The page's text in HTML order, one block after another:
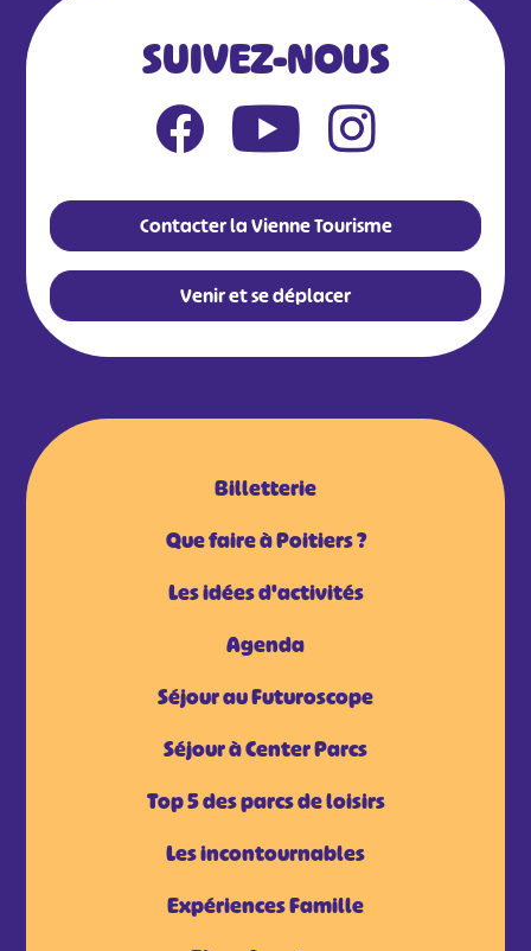
SUIVEZ-NOUS
Contacter la Vienne Tourisme
Venir et se déplacer
Billetterie
Que faire à Poitiers ?
Les idées d'activités
Agenda
Séjour au Futuroscope
Séjour à Center Parcs
Top 5 des parcs de loisirs
Les incontournables
Expériences Famille